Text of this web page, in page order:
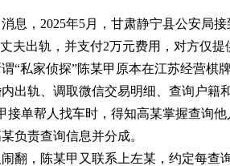
息，2025年5月，甘肃静宁县公安局
夫出轨，并支付2万元费用，对方仅提
“私家侦探”陈某甲原本在江苏经营棋
出轨、调取微信交易明细、查询户籍
接单帮人找车时，得知高某掌握查询
负责查询信息并分成。
翻，陈某甲又联系上左某，约定每查